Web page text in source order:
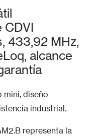
CDVI
433,92 MHz,
alcance
mini, diseño
industrial.
representa la